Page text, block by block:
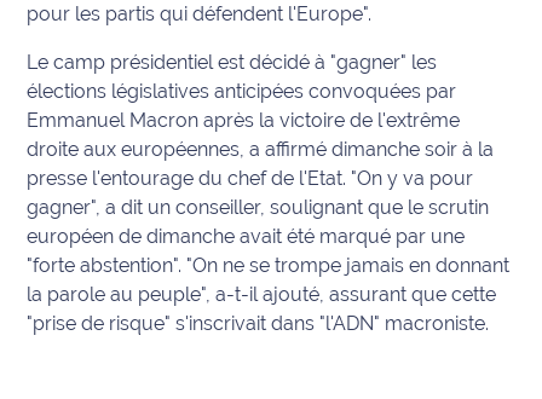
Météo
Politique
Santé
Transport
National
pour les partis qui défendent l'Europe".
Le camp présidentiel est décidé à "gagner" les
élections législatives anticipées convoquées par
Emmanuel Macron après la victoire de l'extrême
droite aux européennes, a affirmé dimanche soir à la
presse l'entourage du chef de l'Etat. "On y va pour
gagner", a dit un conseiller, soulignant que le scrutin
européen de dimanche avait été marqué par une
"forte abstention". "On ne se trompe jamais en donnant
la parole au peuple", a-t-il ajouté, assurant que cette
"prise de risque" s'inscrivait dans "l'ADN" macroniste.